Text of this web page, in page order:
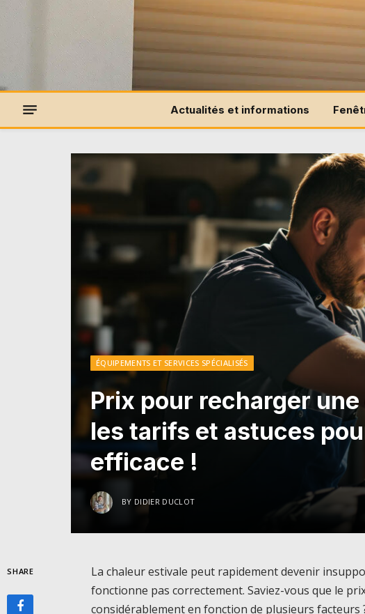
Actualités et informations
ÉQUIPEMENTS ET SERVICES SPÉCIALISÉS
Prix pour recharger
les tarifs et astuces
efficace !
BY DIDIER DUCLOT
SHARE
La chaleur estivale peut rapidement devenir
fonctionne pas correctement. Saviez-vous que le
considérablement en fonction de plusieurs facteurs